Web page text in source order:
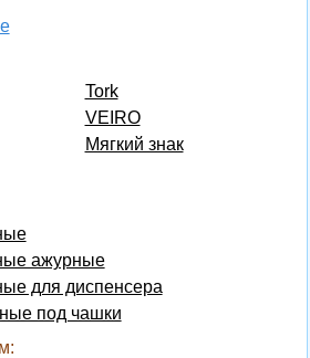
Tork
VEIRO
Мягкий знак
ажурные
для диспенсера
под чашки